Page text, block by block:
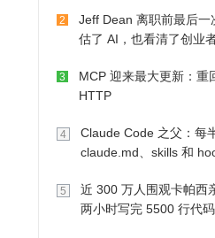
2
Jeff Dean 离职前最后一
估了 AI，也看清了创业
3
MCP 迎来最大更新：重
HTTP
4
Claude Code 之父：每
claude.md、skills 和
5
近 300 万人围观卡帕西
两小时写完 5500 行代码